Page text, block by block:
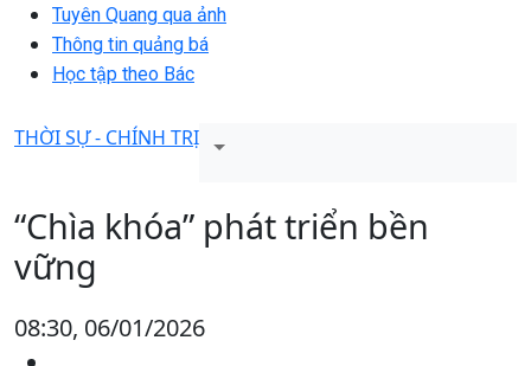
Tuyên Quang qua ảnh
Thông tin quảng bá
Học tập theo Bác
THỜI SỰ - CHÍNH TRỊ
“Chìa khóa” phát triển bền
vững
08:30, 06/01/2026